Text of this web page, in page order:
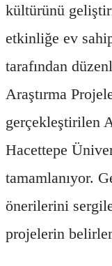
kültürünü
etkinliğe ev
tarafından
Araştırma
gerçekleştirilen
Hacettepe
tamamlanıyor.
önerilerini
projelerin